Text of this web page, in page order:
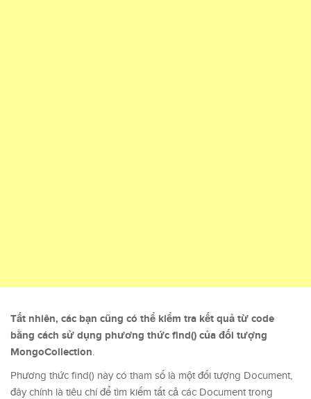
Tất nhiên, các bạn cũng có thể kiểm tra kết quả từ code
bằng cách sử dụng phương thức find() của đối tượng
MongoCollection.
Phương thức find() này có tham số là một đối tượng Document,
đây chính là tiêu chí để tìm kiếm tất cả các Document trong